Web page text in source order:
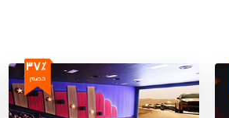
37٪
خصم